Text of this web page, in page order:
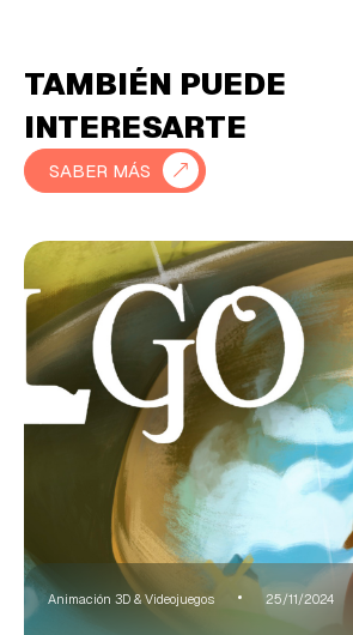
TAMBIÉN PUEDE
INTERESARTE
SABER MÁS
Animación 3D & Videojuegos 25/11/2024